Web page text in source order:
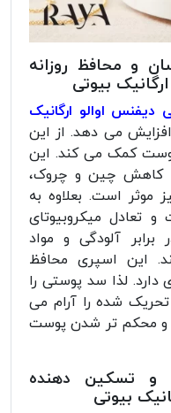
و محافظ روزانه
دیفنس اوالو ارگانیک
می دهد. از این
کمک می کند. این
کاهش چین و چروک،
موثر است. بعلاوه به
تعادل میکروبیوتای
آلودگی و مواد
این اسپری محافظ
لذا سد پوستی را
شده را آرام می
و محکم تر شدن پوست
و تسکین دهنده
بیوتی